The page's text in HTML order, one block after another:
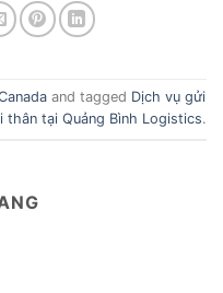
and tagged Dịch vụ gửi
thân tại Quảng Bình Logistics.